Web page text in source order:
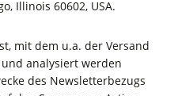
Illi­nois 60602, USA.
mit dem u.a. der Ver­sand
ana­ly­siert wer­den
des News­let­ter­be­zugs